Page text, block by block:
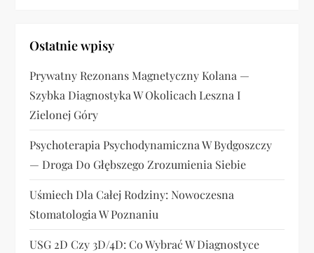
a
w
p
i
s
u
Ostatnie wpisy
Prywatny Rezonans Magnetyczny Kolana —
Szybka Diagnostyka W Okolicach Leszna I
Zielonej Góry
Psychoterapia Psychodynamiczna W Bydgoszczy
— Droga Do Głębszego Zrozumienia Siebie
Uśmiech Dla Całej Rodziny: Nowoczesna
Stomatologia W Poznaniu
USG 2D Czy 3D/4D: Co Wybrać W Diagnostyce